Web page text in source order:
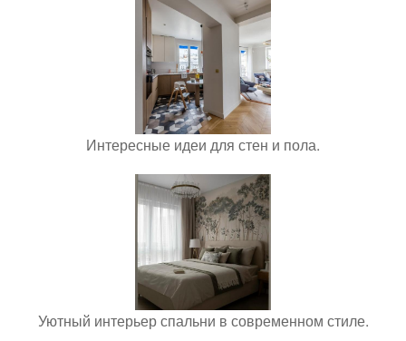
Интересные идеи для стен и пола.
Уютный интерьер спальни в современном стиле.